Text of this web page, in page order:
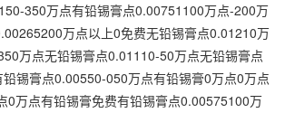
350万点有铅锡膏点0.00751100万点-200万
万点以上0免费无铅锡膏点0.01210万
万点无铅锡膏点0.01110-50万点无铅锡膏点
锡膏点0.00550-050万点有铅锡膏0万点0万点
0万点有铅锡膏免费有铅锡膏点0.00575100万